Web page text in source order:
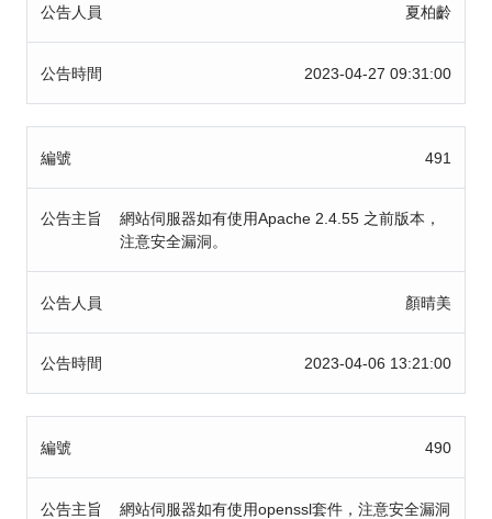
公告人員 夏柏齡
公告時間 2023-04-27 09:31:00
編號 491
公告主旨
網站伺服器如有使用Apache 2.4.55 之前版本，
注意安全漏洞。
公告人員 顏晴美
公告時間 2023-04-06 13:21:00
編號 490
公告主旨
網站伺服器如有使用openssl套件，注意安全漏洞